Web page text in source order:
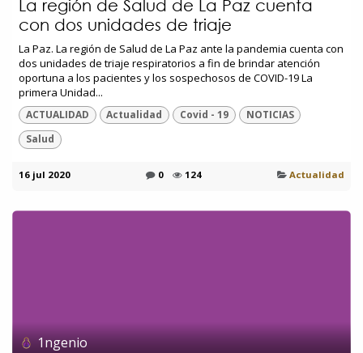
La región de Salud de La Paz cuenta
con dos unidades de triaje
La Paz. La región de Salud de La Paz ante la pandemia cuenta con
dos unidades de triaje respiratorios a fin de brindar atención
oportuna a los pacientes y los sospechosos de COVID-19 La
primera Unidad...
ACTUALIDAD Actualidad Covid - 19
NOTICIAS
Salud
16 jul 2020 0 124 Actualidad
1ngenio